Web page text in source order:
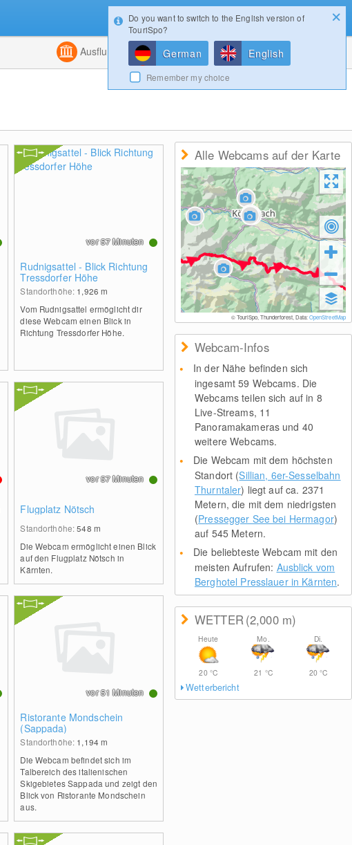
Kombiniert
Ausflugsziele Magazin
Rudnigsattel - Blick Richtung
Tressdorfer Höhe
Standorthöhe: 1,926m
Vom Rudnigsattel ermöglicht dir
diese Webcam einen Blick in
Richtung Tressdorfer Höhe.
vor 57 Minuten
Flugplatz Nötsch
Standorthöhe:548 m
Die Webcam ermöglicht einen Blick
auf den Flugplatz Nötsch in
Kärnten.
vor 57 Minuten
Ristorante Mondschein
(Sappada)
Standorthöhe: 1,194m
Die Webcam befindet sich im
Talbereich des italienischen
Skigebietes Sappada und zeigt den
Blick von Ristorante Mondschein
aus.
vor 51 Minuten
Alle Webcams auf der Karte
© TouriSpo, Thunderforest, Data:OpenStreetMap
Webcam-Infos
In der Nähe befinden sich
ingesamt 59 Webcams. Die
Webcams teilen sich auf in 8
Live-Streams, 11
Panoramakameras und 40
weitere Webcams.
Die Webcam mit dem höchsten
Standort (Sillian, 6er-Sesselbahn
Thurntaler) liegt auf ca. 2371
Metern, die mit dem niedrigsten
(Pressegger See bei Hermagor)
auf 545 Metern.
Die beliebteste Webcam mit den
meisten Aufrufen: Ausblick vom
Berghotel Presslauer in Kärnten.
WETTER(2,000 m)
Heute
20 °C
Mo.
21 °C
Di.
20°C
Wetterbericht
Login
Do you want to switch to the English version of
TouriSpo?
German English
Remember my choice
Konfigurator Gewinnspiele